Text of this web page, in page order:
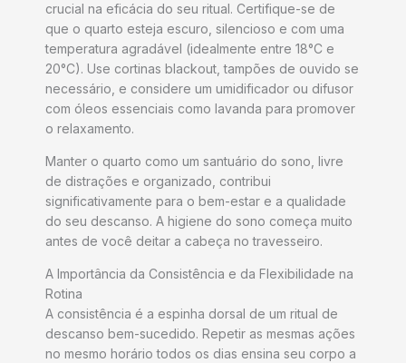
crucial na eficácia do seu ritual. Certifique-se de
que o quarto esteja escuro, silencioso e com uma
temperatura agradável (idealmente entre 18°C e
20°C). Use cortinas blackout, tampões de ouvido se
necessário, e considere um umidificador ou difusor
com óleos essenciais como lavanda para promover
o relaxamento.
Manter o quarto como um santuário do sono, livre
de distrações e organizado, contribui
significativamente para o bem-estar e a qualidade
do seu descanso. A higiene do sono começa muito
antes de você deitar a cabeça no travesseiro.
A Importância da Consistência e da Flexibilidade na
Rotina
A consistência é a espinha dorsal de um ritual de
descanso bem-sucedido. Repetir as mesmas ações
no mesmo horário todos os dias ensina seu corpo a